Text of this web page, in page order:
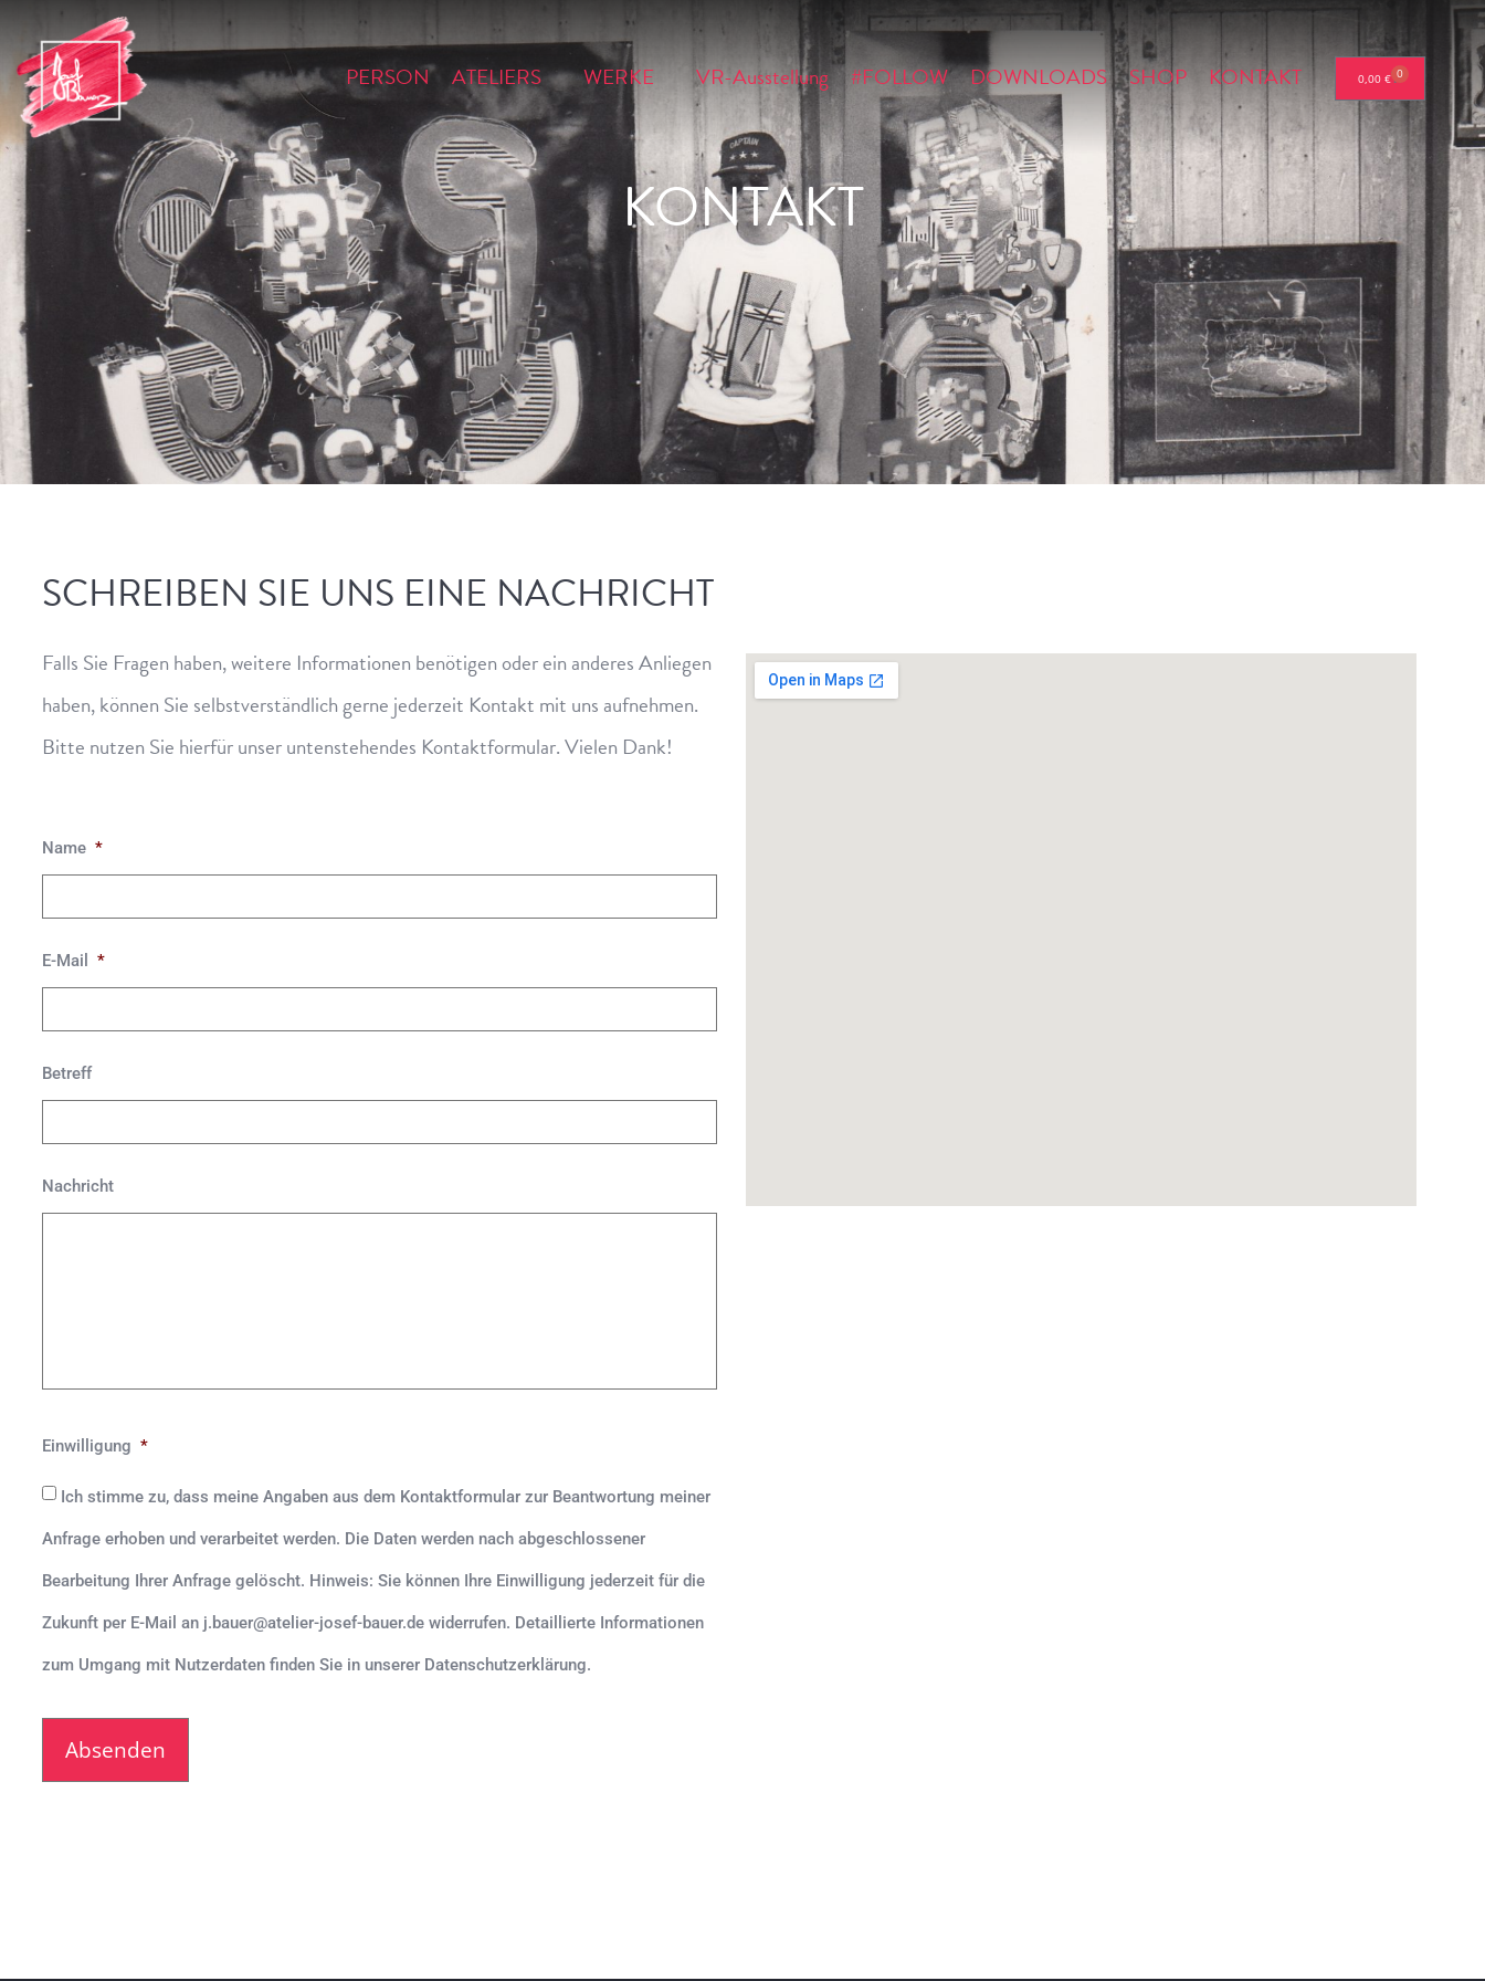
PERSON ATELIERS WERKE VR-Ausstellung #FOLLOW DOWNLOADS SHOP KONTAKT 0,00 € 0
KONTAKT
SCHREIBEN SIE UNS EINE NACHRICHT
Falls Sie Fragen haben, weitere Informationen benötigen oder ein anderes Anliegen
haben, können Sie selbstverständlich gerne jederzeit Kontakt mit uns aufnehmen.
Bitte nutzen Sie hierfür unser untenstehendes Kontaktformular. Vielen Dank!
Name *
E-Mail *
Betreff
Nachricht
CAPTCHA
Einwilligung *
Ich stimme zu, dass meine Angaben aus dem Kontaktformular zur Beantwortung meiner
Anfrage erhoben und verarbeitet werden. Die Daten werden nach abgeschlossener
Bearbeitung Ihrer Anfrage gelöscht. Hinweis: Sie können Ihre Einwilligung jederzeit für die
Zukunft per E-Mail an j.bauer@atelier-josef-bauer.de widerrufen. Detaillierte Informationen
zum Umgang mit Nutzerdaten finden Sie in unserer Datenschutzerklärung.